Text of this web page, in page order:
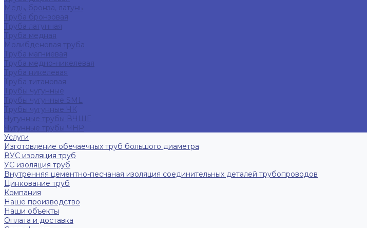
Медь, бронза, латунь
Труба бронзовая
Труба латунная
Труба медная
Молибденовая труба
Труба магниевая
Труба медно-никелевая
Труба никелевая
Труба титановая
Трубы чугунные
Трубы чугунные SML
Трубы чугунные ЧК
Чугунные трубы ВЧШГ
Чугунные трубы ЧНР
Услуги
Изготовление обечаечных труб большого диаметра
ВУС изоляция труб
УС изоляция труб
Внутренняя цементно-песчаная изоляция соединительных деталей трубопроводов
Цинкование труб
Компания
Наше производство
Наши объекты
Оплата и доставка